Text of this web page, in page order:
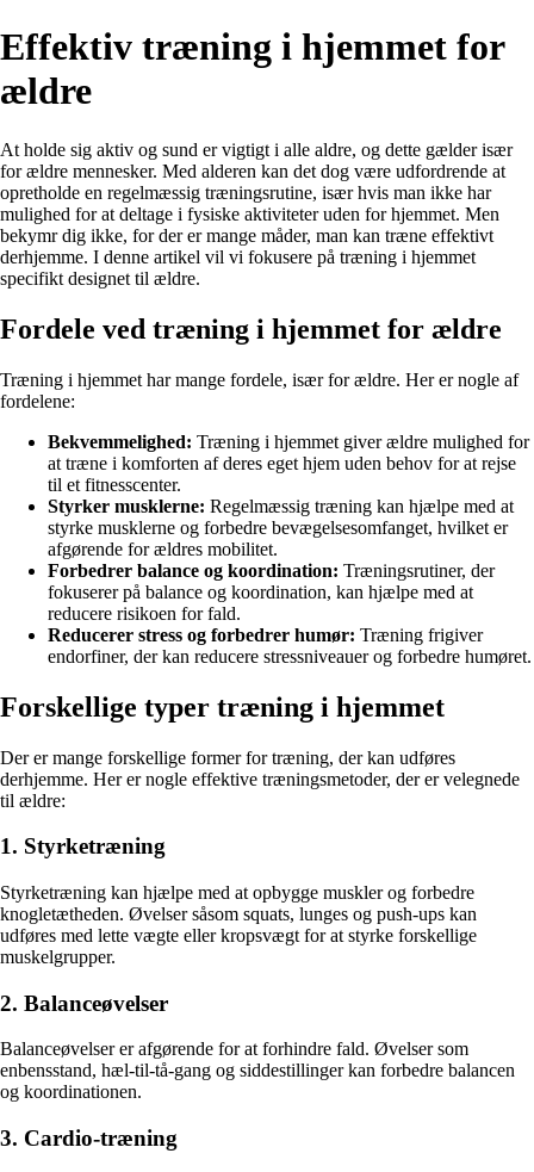
Effektiv træning i hjemmet for
ældre
At holde sig aktiv og sund er vigtigt i alle aldre, og dette gælder især
for ældre mennesker. Med alderen kan det dog være udfordrende at
opretholde en regelmæssig træningsrutine, især hvis man ikke har
mulighed for at deltage i fysiske aktiviteter uden for hjemmet. Men
bekymr dig ikke, for der er mange måder, man kan træne effektivt
derhjemme. I denne artikel vil vi fokusere på træning i hjemmet
specifikt designet til ældre.
Fordele ved træning i hjemmet for ældre
Træning i hjemmet har mange fordele, især for ældre. Her er nogle af
fordelene:
Bekvemmelighed: Træning i hjemmet giver ældre mulighed for
at træne i komforten af deres eget hjem uden behov for at rejse
til et fitnesscenter.
Styrker musklerne: Regelmæssig træning kan hjælpe med at
styrke musklerne og forbedre bevægelsesomfanget, hvilket er
afgørende for ældres mobilitet.
Forbedrer balance og koordination: Træningsrutiner, der
fokuserer på balance og koordination, kan hjælpe med at
reducere risikoen for fald.
Reducerer stress og forbedrer humør: Træning frigiver
endorfiner, der kan reducere stressniveauer og forbedre humøret.
Forskellige typer træning i hjemmet
Der er mange forskellige former for træning, der kan udføres
derhjemme. Her er nogle effektive træningsmetoder, der er velegnede
til ældre:
1. Styrketræning
Styrketræning kan hjælpe med at opbygge muskler og forbedre
knogletætheden. Øvelser såsom squats, lunges og push-ups kan
udføres med lette vægte eller kropsvægt for at styrke forskellige
muskelgrupper.
2. Balanceøvelser
Balanceøvelser er afgørende for at forhindre fald. Øvelser som
enbensstand, hæl-til-tå-gang og siddestillinger kan forbedre balancen
og koordinationen.
3. Cardio-træning